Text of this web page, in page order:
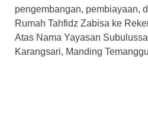
pengembangan, pembiayaan,
Rumah Tahfidz Zabisa ke
Atas Nama Yayasan
Karangsari, Manding